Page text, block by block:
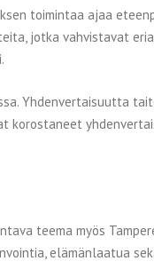
toimintaa ajaa
jotka vahvistavat
Yhdenvertaisuutta
korostaneet
teema myös
elämänlaatua